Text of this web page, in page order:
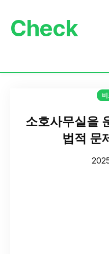
Check
소호사무실을
법적 문